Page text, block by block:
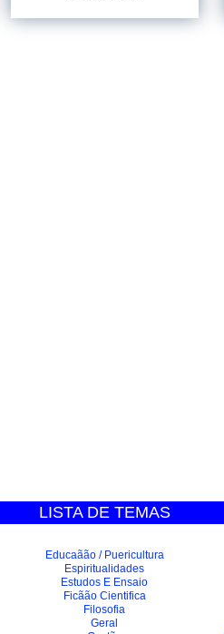
LISTA DE TEMAS
Educaãão / Puericultura
Espiritualidades
Estudos E Ensaio
Ficãão Cientifica
Filosofia
Geral